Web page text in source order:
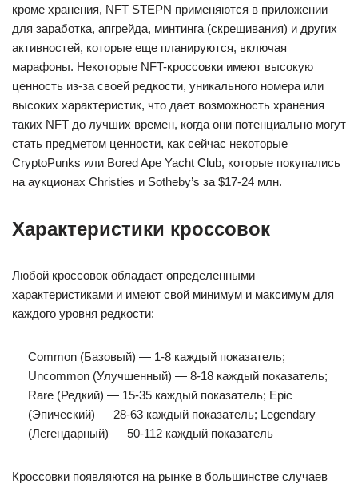
кроме хранения, NFT STEPN применяются в приложении
для заработка, апгрейда, минтинга (скрещивания) и других
активностей, которые еще планируются, включая
марафоны. Некоторые NFT-кроссовки имеют высокую
ценность из-за своей редкости, уникального номера или
высоких характеристик, что дает возможность хранения
таких NFT до лучших времен, когда они потенциально могут
стать предметом ценности, как сейчас некоторые
CryptoPunks или Bored Ape Yacht Club, которые покупались
на аукционах Christies и Sotheby’s за $17-24 млн.
Характеристики кроссовок
Любой кроссовок обладает определенными
характеристиками и имеют свой минимум и максимум для
каждого уровня редкости:
Common (Базовый) — 1-8 каждый показатель;
Uncommon (Улучшенный) — 8-18 каждый показатель;
Rare (Редкий) — 15-35 каждый показатель; Epic
(Эпический) — 28-63 каждый показатель; Legendary
(Легендарный) — 50-112 каждый показатель
Кроссовки появляются на рынке в большинстве случаев